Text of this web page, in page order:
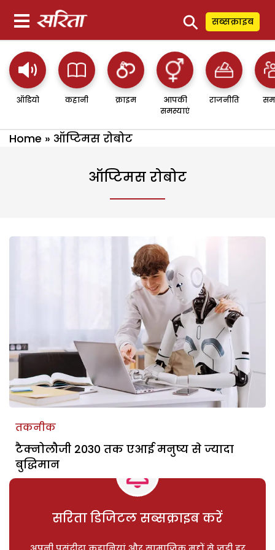
⚲ सब्सक्राइब
ऑडियो कहानी क्राइम
आपकी
समस्याएं
राजनीति
Home » ऑप्टिमस रोबोट
ऑप्टिमस रोबोट
तकनीक
टैक्नोलौजी 2030 तक एआई मनुष्य से ज्यादा
बुद्धिमान
सरिता डिजिटल सब्सक्राइब करें